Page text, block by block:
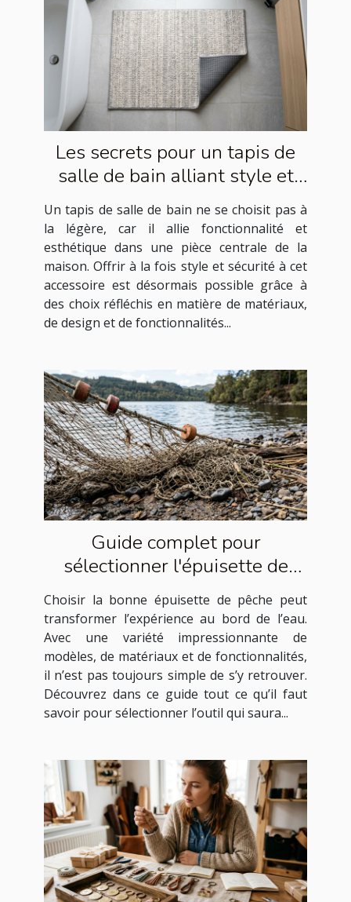
Les secrets pour un tapis de
salle de bain alliant style et
sécurité
Un tapis de salle de bain ne se choisit pas à
la légère, car il allie fonctionnalité et
esthétique dans une pièce centrale de la
maison. Offrir à la fois style et sécurité à cet
accessoire est désormais possible grâce à
des choix réfléchis en matière de matériaux,
de design et de fonctionnalités...
Guide complet pour
sélectionner l'épuisette de
pêche idéale
Choisir la bonne épuisette de pêche peut
transformer l’expérience au bord de l’eau.
Avec une variété impressionnante de
modèles, de matériaux et de fonctionnalités,
il n’est pas toujours simple de s’y retrouver.
Découvrez dans ce guide tout ce qu’il faut
savoir pour sélectionner l’outil qui saura...